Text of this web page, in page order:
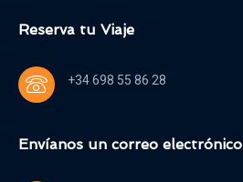
Reserva tu Viaje
+34 698 55 86 28
Envíanos un correo electrónico